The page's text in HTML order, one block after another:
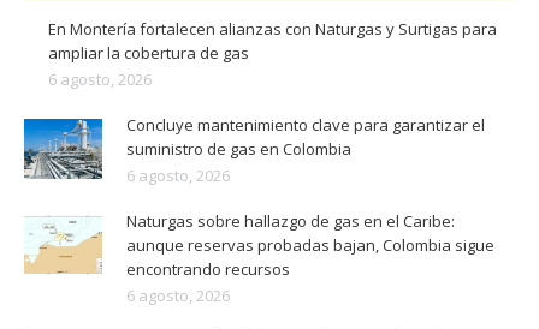
En Montería fortalecen alianzas con Naturgas y Surtigas para
ampliar la cobertura de gas
6 agosto, 2026
Concluye mantenimiento clave para garantizar el
suministro de gas en Colombia
6 agosto, 2026
Naturgas sobre hallazgo de gas en el Caribe:
aunque reservas probadas bajan, Colombia sigue
encontrando recursos
6 agosto, 2026